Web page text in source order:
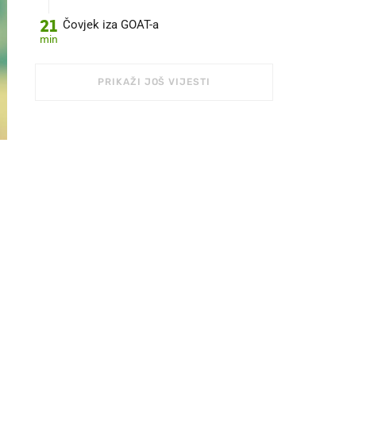
21
min
Čovjek iza GOAT-a
PRIKAŽI JOŠ VIJESTI